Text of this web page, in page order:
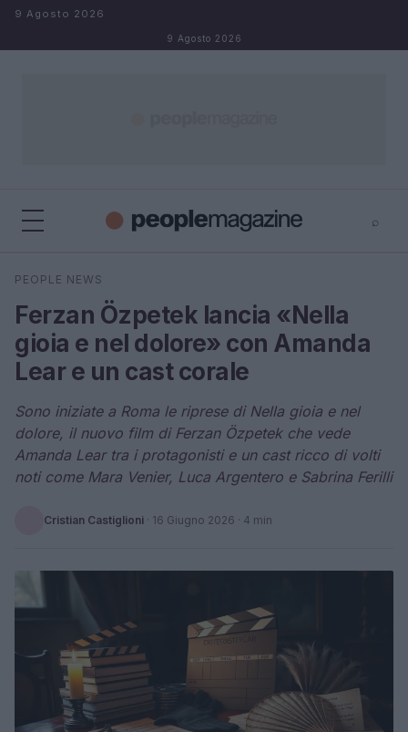
Salta al contenuto
9 Agosto 2026
9 Agosto 2026
⌕
Cerca
PEOPLE NEWS
Ferzan Özpetek lancia «Nella
gioia e nel dolore» con Amanda
Lear e un cast corale
Sono iniziate a Roma le riprese di Nella gioia e nel
dolore, il nuovo film di Ferzan Özpetek che vede
Amanda Lear tra i protagonisti e un cast ricco di volti
noti come Mara Venier, Luca Argentero e Sabrina Ferilli
Cristian Castiglioni · 16 Giugno 2026 · 4 min